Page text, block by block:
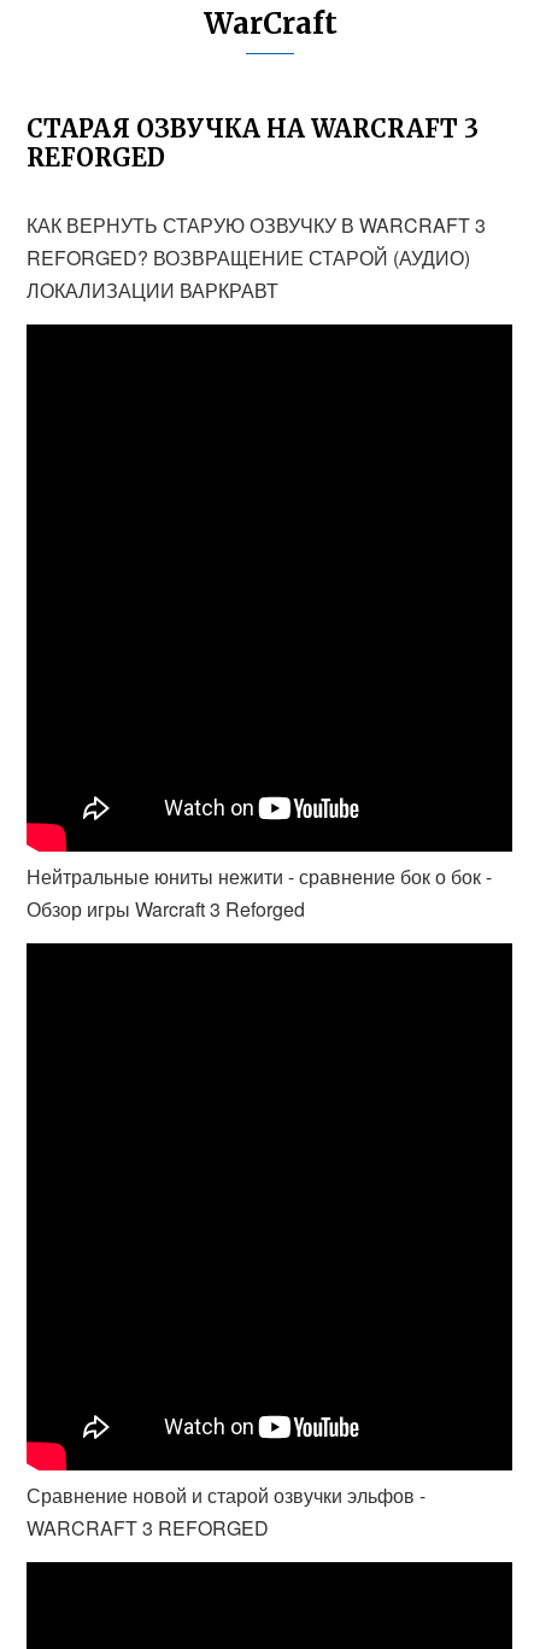
WarCraft
СТАРАЯ ОЗВУЧКА НА WARCRAFT 3
REFORGED
КАК ВЕРНУТЬ СТАРУЮ ОЗВУЧКУ В WARCRAFT 3
REFORGED? ВОЗВРАЩЕНИЕ СТАРОЙ (АУДИО)
ЛОКАЛИЗАЦИИ ВАРКРАВТ
Нейтральные юниты нежити - сравнение бок о бок -
Обзор игры Warcraft 3 Reforged
Сравнение новой и старой озвучки эльфов -
WARCRAFT 3 REFORGED